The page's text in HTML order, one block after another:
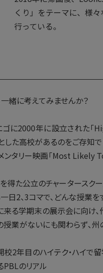
くり」をテーマに、様
行っている。
緒に考えてみませんか？
に2000年に設立された「
た高校があるのをご存知で
ンタリー映画「Most Likely
得た公立のチャータース
日2、3コマで、どんな授業
る学期末の展示会に向け
授業がないにも関わらず、
校2年目のハイテク・ハイ
PBLのリアル